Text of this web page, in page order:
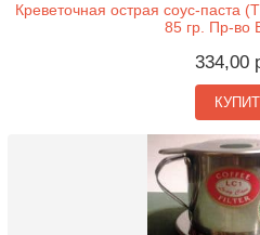
Креветочная острая соус-паста
85 гр. Пр-во
334,00